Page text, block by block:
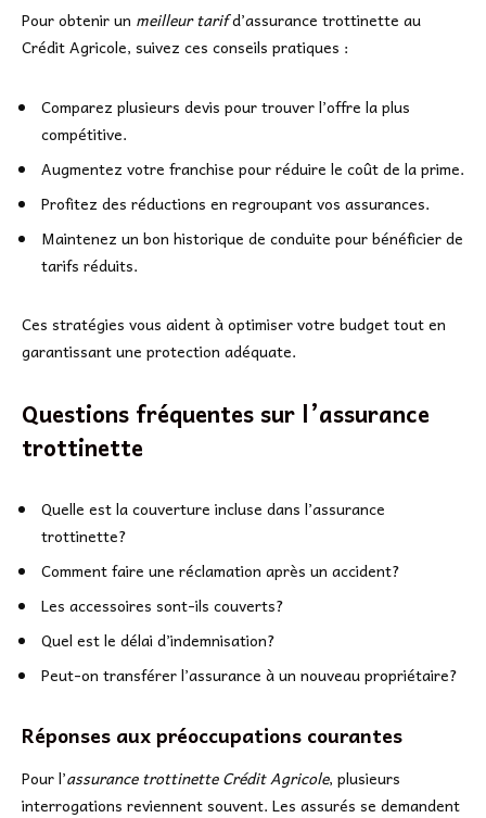
Pour obtenir un meilleur tarifd’assurance trottinette au
Crédit Agricole, suivez ces conseils pratiques :
Comparez plusieurs devis pour trouver l’offre la plus
compétitive.
Augmentez votre franchise pour réduire le coût de la prime.
Profitez des réductions en regroupant vos assurances.
Maintenez un bon historique de conduite pour bénéficier de
tarifs réduits.
Ces stratégies vous aident à optimiser votre budget tout en
garantissant une protection adéquate.
Questions fréquentes sur l’assurance
trottinette
Quelle est la couverture incluse dans l’assurance
trottinette?
Comment faire une réclamation après un accident?
Les accessoires sont-ils couverts?
Quel est le délai d’indemnisation?
Peut-on transférer l’assurance à un nouveau propriétaire?
Réponses aux préoccupations courantes
Pour l’assurance trottinette Crédit Agricole, plusieurs
interrogations reviennent souvent. Les assurés se demandent